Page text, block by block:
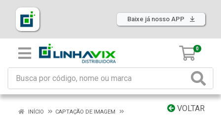
Baixe já nosso APP
0
VOLTAR
INÍCIO
CAPTAÇÃO DE IMAGEM